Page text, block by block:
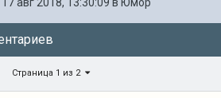
Страница 1 из 2